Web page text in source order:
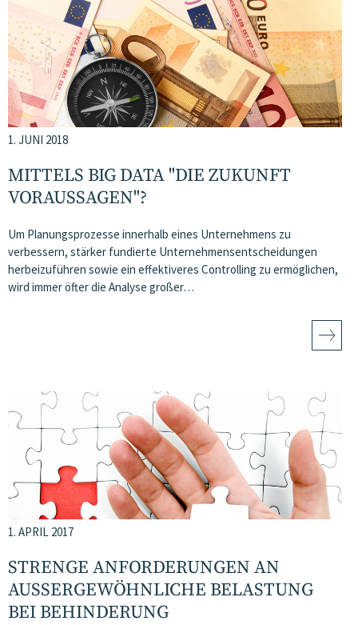
1. JUNI 2018
MITTELS BIG DATA "DIE ZUKUNFT
VORAUSSAGEN"?
Um Planungsprozesse innerhalb eines Unternehmens zu
verbessern, stärker fundierte Unternehmensentscheidungen
herbeizuführen sowie ein effektiveres Controlling zu ermöglichen,
wird immer öfter die Analyse großer…
1. APRIL 2017
STRENGE ANFORDERUNGEN AN
AUSSERGEWÖHNLICHE BELASTUNG B
EI BEHINDERUNG